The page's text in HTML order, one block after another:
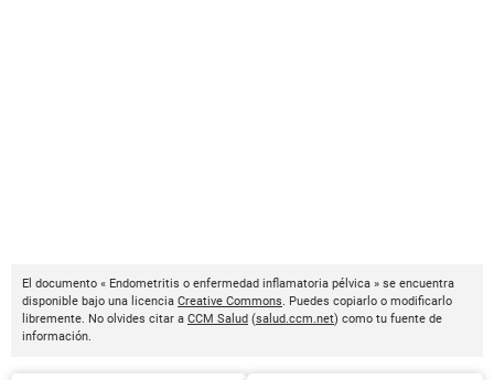
El documento « Endometritis o enfermedad inflamatoria pélvica » se encuentra
disponible bajo una licencia Creative Commons. Puedes copiarlo o modificarlo
libremente. No olvides citar a CCM Salud (salud.ccm.net) como tu fuente de
información.